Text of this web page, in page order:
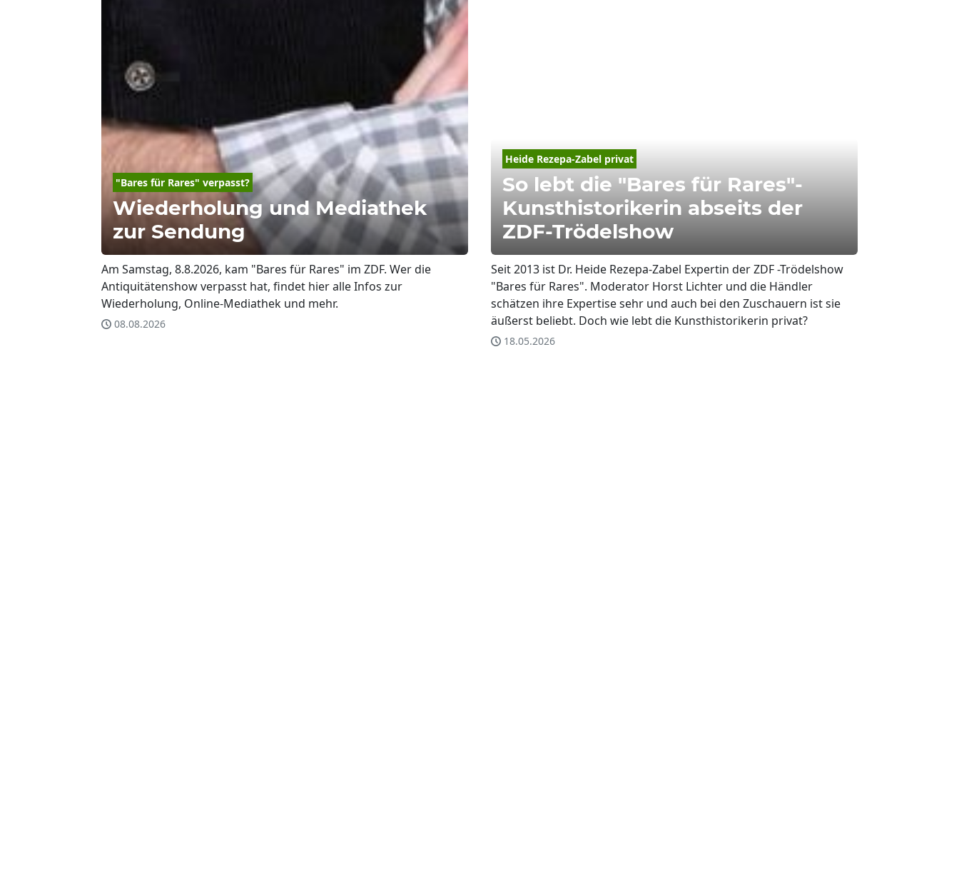
"Bares für Rares" verpasst?
Wiederholung und Mediathek
zur Sendung
Am Samstag, 8.8.2026, kam "Bares für Rares" im ZDF. Wer die
Antiquitätenshow verpasst hat, findet hier alle Infos zur
Wiederholung, Online-Mediathek und mehr.
08.08.2026
Heide Rezepa-Zabel privat
So lebt die "Bares für Rares"-
Kunsthistorikerin abseits der
ZDF-Trödelshow
Seit 2013 ist Dr. Heide Rezepa-Zabel Expertin der ZDF -Trödelshow
"Bares für Rares". Moderator Horst Lichter und die Händler
schätzen ihre Expertise sehr und auch bei den Zuschauern ist sie
äußerst beliebt. Doch wie lebt die Kunsthistorikerin privat?
18.05.2026